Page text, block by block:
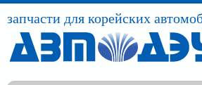
запчасти для корейских